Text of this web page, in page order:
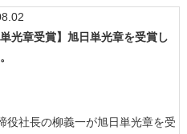
単光章受賞】旭日単光章を受賞し
役社長の柳義一が旭日単光章を受